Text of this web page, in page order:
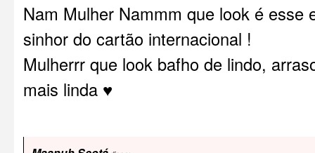
Nam Mulher Nammm que look é esse
sinhor do cartão internacional !
Mulherrr que look bafho de lindo,
mais linda ♥